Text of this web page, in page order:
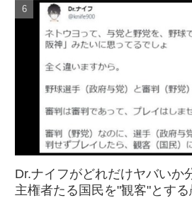
Dr.ナイフがどれだけヤバいか
主権者たる国民を"観客"とす